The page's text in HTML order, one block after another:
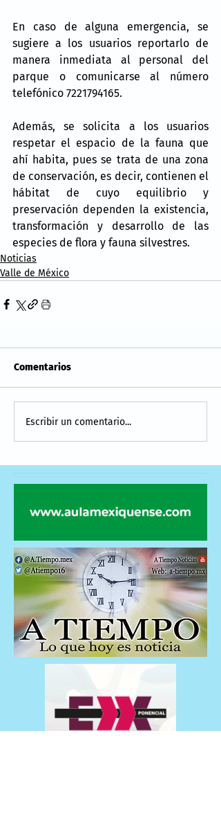
En caso de alguna emergencia, se
sugiere a los usuarios reportarlo de
manera inmediata al personal del
parque o comunicarse al número
telefónico 7221794165.
Además, se solicita a los usuarios
respetar el espacio de la fauna que
ahí habita, pues se trata de una zona
de conservación, es decir, contienen el
hábitat de cuyo equilibrio y
preservación dependen la existencia,
transformación y desarrollo de las
especies de flora y fauna silvestres.
Noticias
Valle de México
Comentarios
Escribir un comentario...